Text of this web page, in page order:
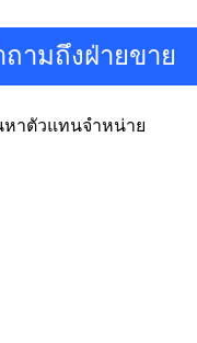
ถามถึงฝ่ายขาย
าตัวแทนจำหน่าย